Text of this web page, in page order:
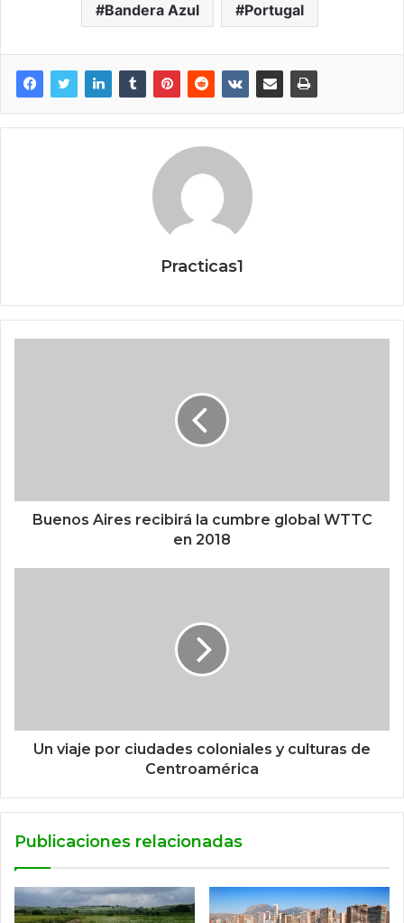
Bandera Azul Portugal
Practicas1
Buenos Aires recibirá la cumbre global WTTC
en 2018
Un viaje por ciudades coloniales y culturas de
Centroamérica
Publicaciones relacionadas